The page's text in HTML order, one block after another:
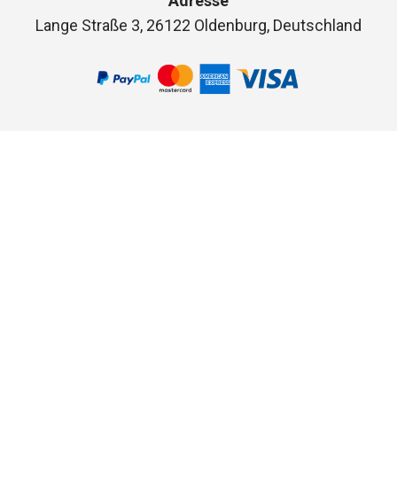
Lange Straße 3, 26122 Oldenburg, Deutschland